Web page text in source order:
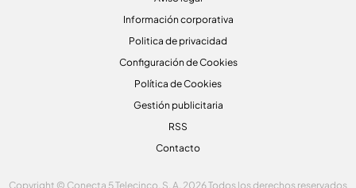
Información corporativa
Politica de privacidad
Configuración de Cookies
Política de Cookies
Gestión publicitaria
RSS
Contacto
Copyright © Conecta 5 Telecinco, S. A. 2026 Todos los derechos reservados